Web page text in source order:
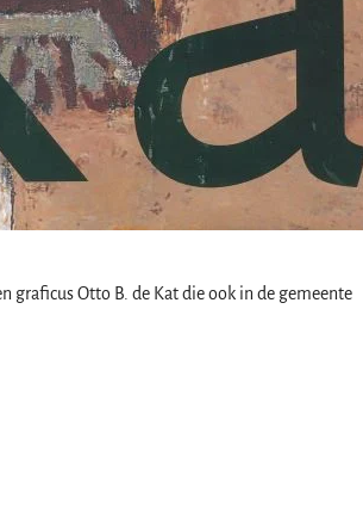
graficus Otto B. de Kat die ook in de gemeente